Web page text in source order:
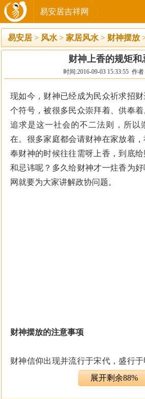
易安居吉祥网
易安居 > 风水 > 家居风水 > 财神摆放
财神上香的规矩和
时间:2016-09-03 15:33:55 作
现如今，财神已经成为民众祈求招
个符号，被很多民众崇拜着、供奉
追求是这一社会的不二法则，所以
在。很多家庭都会请财神在家放着
奉财神的时候往往需呀上香，到底
和忌讳呢？多久给财神才一炷香为
网就要为大家讲解政协问题。
财神摆放的注意事项
财神信仰出现并流行于宋代，盛行
神众多，不同时代，不同地区，各
展开剩余88%